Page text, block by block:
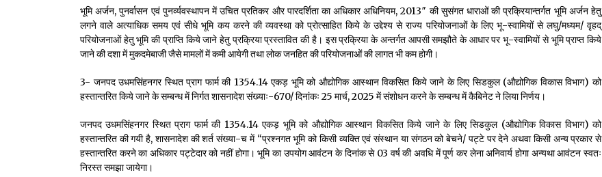
भूमि अर्जन, पुनर्वासन एवं पुनर्व्यवस्थापन में उचित प्रतिकर और पारदर्शिता का अधिकार अधिनियम, 2013″ की सुसंगत धाराओं की प्रक्रियान्तर्गत भूमि अर्जन हेतु
लगने वाले अत्याधिक समय एवं सीधे भूमि कय करने की व्यवस्था को प्रोत्साहित किये के उद्देश्य से राज्य परियोजनाओं के लिए भू-स्वामियों से लघु/मध्यम/ वृहद्
परियोजनाओं हेतु भूमि की प्राप्ति किये जाने हेतु प्रक्रिया प्रस्तावित की है। इस प्रक्रिया के अन्तर्गत आपसी समझौते के आधार पर भू-स्वामियों से भूमि प्राप्त किये
जाने की दशा में मुकदमेबाजी जैसे मामलों में कमी आयेगी तथा लोक जनहित की परियोजनाओं की लागत भी कम होगी।
3- जनपद उधमसिंहनगर स्थित प्राग फार्म की 1354.14 एकड़ भूमि को औद्योगिक आस्थान विकसित किये जाने के लिए सिडकुल (औद्योगिक विकास विभाग) को
हस्तान्तरित किये जाने के सम्बन्ध में निर्गत शासनादेश संख्याः-670/ दिनांकः 25 मार्च, 2025 में संशोधन करने के सम्बन्ध में कैबिनेट ने लिया निर्णय।
जनपद उधमसिंहनगर स्थित प्राग फार्म की 1354.14 एकड़ भूमि को औद्योगिक आस्थान विकसित किये जाने के लिए सिडकुल (औद्योगिक विकास विभाग) को
हस्तान्तरित की गयी है, शासनादेश की शर्त संख्या-च में “प्रश्नगत भूमि को किसी व्यक्ति एवं संस्थान या संगठन को बेचने/ पट्टे पर देने अथवा किसी अन्य प्रकार से
हस्तान्तरित करने का अधिकार प‌ट्टेदार को नहीं होगा। भूमि का उपयोग आवंटन के दिनांक से 03 वर्ष की अवधि में पूर्ण कर लेना अनिवार्य होगा अन्यथा आवंटन स्वतः
निरस्त समझा जायेगा।